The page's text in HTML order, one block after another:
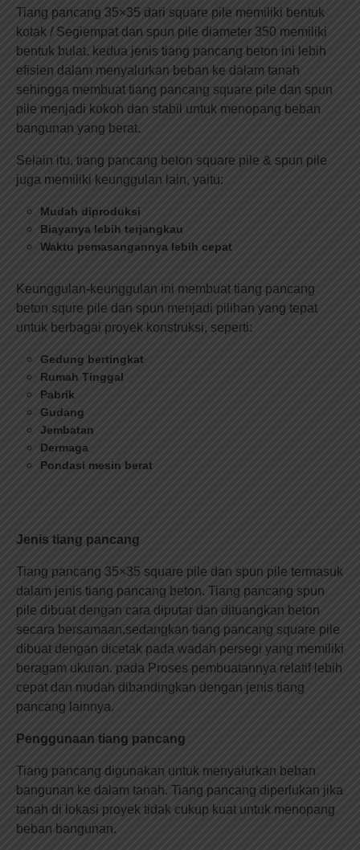
Tiang pancang 35×35 dari square pile memiliki bentuk
kotak / Segiempat dan spun pile diameter 350 memiliki
bentuk bulat. kedua jenis tiang pancang beton ini lebih
efisien dalam menyalurkan beban ke dalam tanah
sehingga membuat tiang pancang square pile dan spun
pile menjadi kokoh dan stabil untuk menopang beban
bangunan yang berat.
Selain itu, tiang pancang beton square pile & spun pile
juga memiliki keunggulan lain, yaitu:
Mudah diproduksi
Biayanya lebih terjangkau
Waktu pemasangannya lebih cepat
Keunggulan-keunggulan ini membuat tiang pancang
beton squre pile dan spun menjadi pilihan yang tepat
untuk berbagai proyek konstruksi, seperti:
Gedung bertingkat
Rumah Tinggal
Pabrik
Gudang
Jembatan
Dermaga
Pondasi mesin berat
Jenis tiang pancang
Tiang pancang 35×35 square pile dan spun pile termasuk
dalam jenis tiang pancang beton. Tiang pancang spun
pile dibuat dengan cara diputar dan dituangkan beton
secara bersamaan,sedangkan tiang pancang square pile
dibuat dengan dicetak pada wadah persegi yang memiliki
beragam ukuran. pada Proses pembuatannya relatif lebih
cepat dan mudah dibandingkan dengan jenis tiang
pancang lainnya.
Penggunaan tiang pancang
Tiang pancang digunakan untuk menyalurkan beban
bangunan ke dalam tanah. Tiang pancang diperlukan jika
tanah di lokasi proyek tidak cukup kuat untuk menopang
beban bangunan.